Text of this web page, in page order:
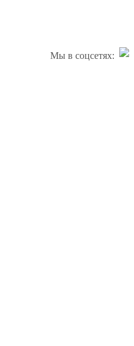
Мы в соцсетях: